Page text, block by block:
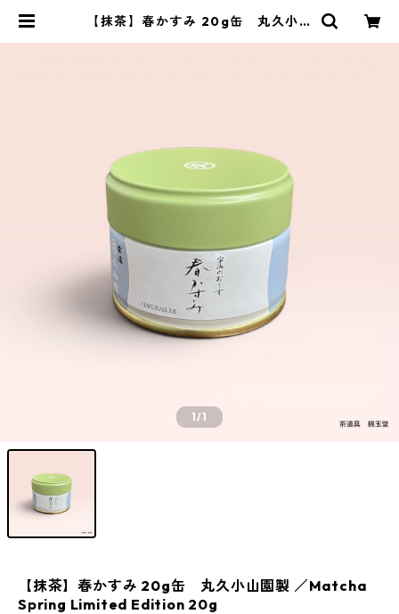
【抹茶】春かすみ 20g缶 丸久小山
1/1
【抹茶】春かすみ 20g缶 丸久小山園製 ／Matcha
Spring Limited Edition 20g